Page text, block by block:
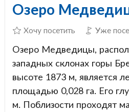
Озеро
Хочу посетить Уже
Озеро Медведицы,
западных склонах горы
высоте 1873 м, является
площадью 0,028 га. Его
м. Поблизости проходят